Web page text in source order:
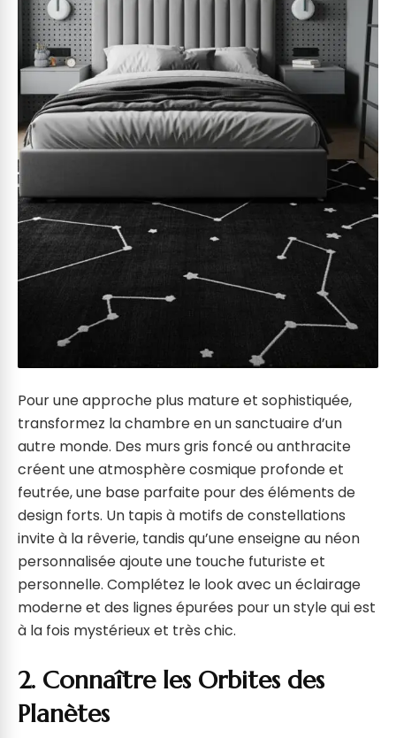
Pour une approche plus mature et sophistiquée,
transformez la chambre en un sanctuaire d’un
autre monde. Des murs gris foncé ou anthracite
créent une atmosphère cosmique profonde et
feutrée, une base parfaite pour des éléments de
design forts. Un tapis à motifs de constellations
invite à la rêverie, tandis qu’une enseigne au néon
personnalisée ajoute une touche futuriste et
personnelle. Complétez le look avec un éclairage
moderne et des lignes épurées pour un style qui est
à la fois mystérieux et très chic.
2. Connaître les Orbites des
Planètes